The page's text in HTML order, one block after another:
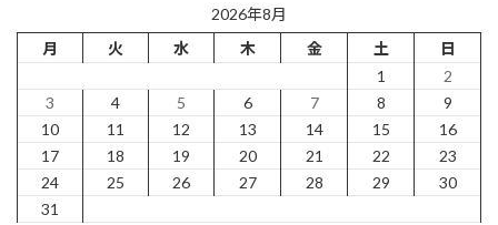
ペ
ー
ジ
送
り
ジ
ー
ジ
ー
ジ
2026年8月
月
火 水 木 金 土
日
1
2
3
4 5 6 7 8
9
10
11 12 13 14 15
16
17
18 19 20 21 22
23
24
25 26 27 28 29
30
31